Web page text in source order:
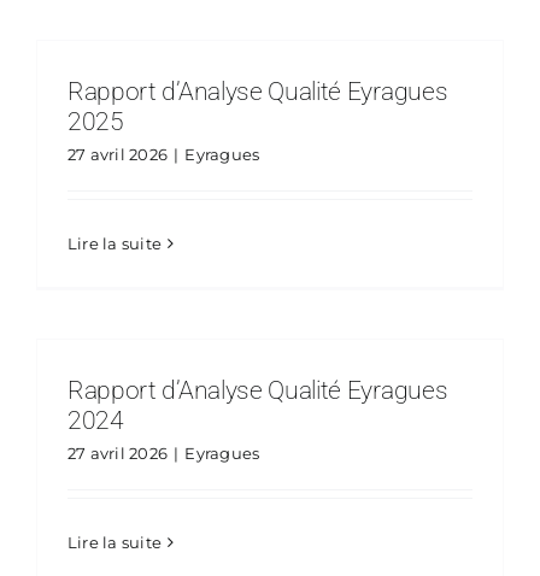
Rapport d’Analyse Qualité Eyragues
2025
27 avril 2026 | Eyragues
Lire la suite
Rapport d’Analyse Qualité Eyragues
2024
27 avril 2026 | Eyragues
Lire la suite